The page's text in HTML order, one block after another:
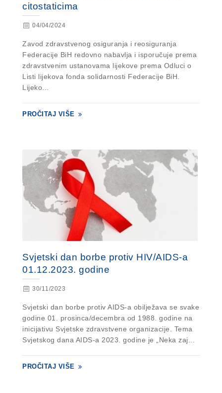
citostaticima
04/04/2024
Zavod zdravstvenog osiguranja i reosiguranja
Federacije BiH redovno nabavlja i isporučuje prema
zdravstvenim ustanovama lijekove prema Odluci o
Listi lijekova fonda solidarnosti Federacije BiH.
Lijeko...
PROČITAJ VIŠE
Svjetski dan borbe protiv HIV/AIDS-a
01.12.2023. godine
30/11/2023
Svjetski dan borbe protiv AIDS-a obilježava se svake
godine 01. prosinca/decembra od 1988. godine na
inicijativu Svjetske zdravstvene organizacije. Tema
Svjetskog dana AIDS-a 2023. godine je „Neka zaj...
PROČITAJ VIŠE